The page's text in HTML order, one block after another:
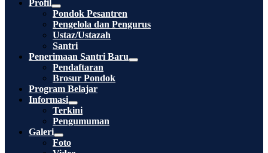
Profil
Menu
Toggle
Pondok Pesantren
Pengelola dan Pengurus
Ustaz/Ustazah
Santri
Penerimaan Santri Baru
Menu
Pendaftaran
Brosur Pondok
Program Belajar
Informasi
Menu
Toggle
Terkini
Pengumuman
Galeri
Menu
Toggle
Foto